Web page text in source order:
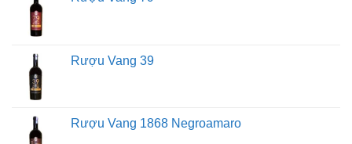
Rượu Vang 39
Rượu Vang 1868 Negroamaro